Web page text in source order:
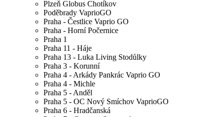
Plzeň Globus Chotíkov
Poděbrady VaprioGO
Praha - Čestlice Vaprio GO
Praha - Horní Počernice
Praha 1
Praha 11 - Háje
Praha 13 - Luka Living Stodůlky
Praha 3 - Korunní
Praha 4 - Arkády Pankrác Vaprio GO
Praha 4 - Michle
Praha 5 - Anděl
Praha 5 - OC Nový Smíchov VaprioGO
Praha 6 - Hradčanská